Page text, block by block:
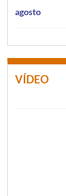
agosto
VÍDEO